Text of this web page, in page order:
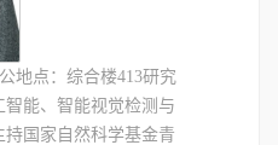
地点：综合楼413研究
能、智能视觉检测与
国家自然科学基金青